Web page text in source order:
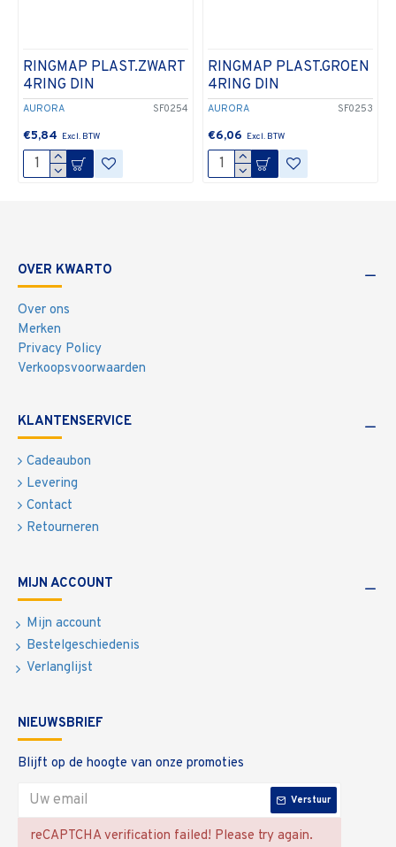
AURORA SF0254
RINGMAP PLAST.ZWART
4RING DIN
€5,84
AURORA SF0253
RINGMAP PLAST.GROEN
4RING DIN
€6,06
OVER KWARTO
Over ons
Merken
Privacy Policy
Verkoopsvoorwaarden
KLANTENSERVICE
Cadeaubon
Levering
Contact
Retourneren
MIJN ACCOUNT
Mijn account
Bestelgeschiedenis
Verlanglijst
NIEUWSBRIEF
Blijft op de hoogte van onze promoties
Verstuur
reCAPTCHA verification failed! Please try again.